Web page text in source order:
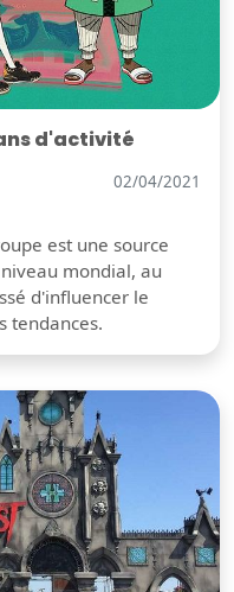
d'activité
02/04/2021
est une source
mondial, au
d'influencer le
tendances.